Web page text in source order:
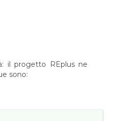
il progetto REplus ne
sono: